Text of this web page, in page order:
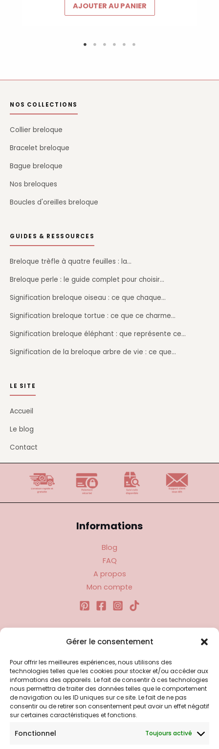
Gérer le consentement
Pour offrir les meilleures expériences, nous utilisons des
technologies telles que les cookies pour stocker et/ou accéder aux
informations des appareils. Le fait de consentir à ces technologies
nous permettra de traiter des données telles que le comportement
de navigation ou les ID uniques sur ce site. Le fait de ne pas
consentir ou de retirer son consentement peut avoir un effet négatif
sur certaines caractéristiques et fonctions.
Fonctionnel Toujours activé
AJOUTER AU PANIER
NOS COLLECTIONS
Collier breloque
Bracelet breloque
Bague breloque
Nos breloques
Boucles d'oreilles breloque
GUIDES & RESSOURCES
Breloque trèfle à quatre feuilles : la…
Breloque perle : le guide complet pour choisir…
Signification breloque oiseau : ce que chaque…
Signification breloque tortue : ce que ce charme…
Signification breloque éléphant : que représente ce…
Signification de la breloque arbre de vie : ce que…
LE SITE
Accueil
Le blog
Contact
Informations
Blog
FAQ
A propos
Mon compte
Liens utiles
Politique d’expédition
Politique de confidentialité
Politique de remboursements
Conditions générales de vente et d’utilisation